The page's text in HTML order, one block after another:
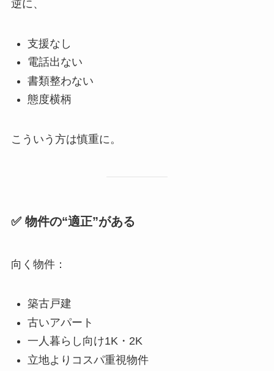
逆に、
支援なし
電話出ない
書類整わない
態度横柄
こういう方は慎重に。
✅ 物件の“適正”がある
向く物件：
築古戸建
古いアパート
一人暮らし向け1K・2K
立地よりコスパ重視物件